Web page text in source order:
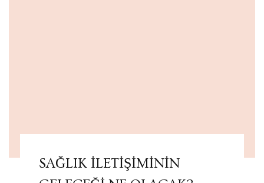
SAĞLIK İLETİŞİMİNİN